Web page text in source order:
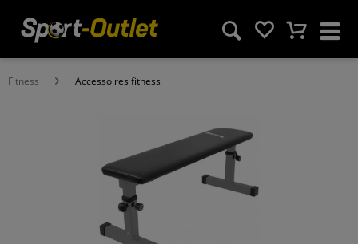
Fitness Accessoires fitness